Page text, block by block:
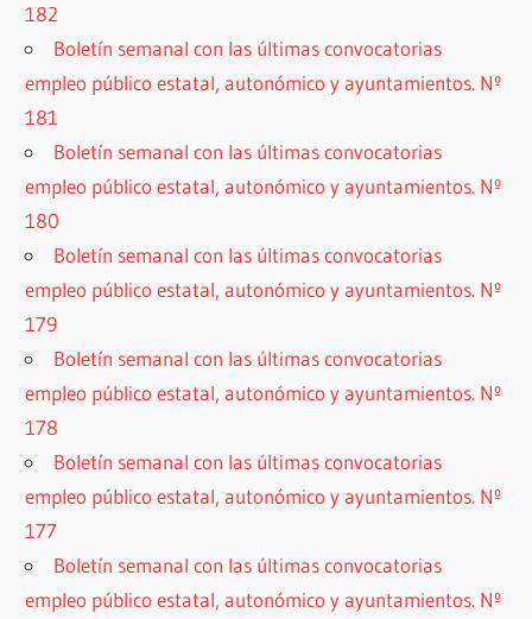
182
Boletín semanal con las últimas convocatorias
empleo público estatal, autonómico y ayuntamientos. Nº
181
Boletín semanal con las últimas convocatorias
empleo público estatal, autonómico y ayuntamientos. Nº
180
Boletín semanal con las últimas convocatorias
empleo público estatal, autonómico y ayuntamientos. Nº
179
Boletín semanal con las últimas convocatorias
empleo público estatal, autonómico y ayuntamientos. Nº
178
Boletín semanal con las últimas convocatorias
empleo público estatal, autonómico y ayuntamientos. Nº
177
Boletín semanal con las últimas convocatorias
empleo público estatal, autonómico y ayuntamientos. Nº